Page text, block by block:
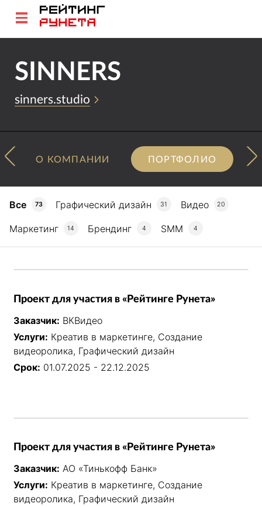
SINNERS
sinners.studio
О КОМПАНИИ ПОРТФОЛИО
Все 73 Графический дизайн 31 Видео 20
Маркетинг 14 Брендинг 4 SMM 4
Проект для участия в «Рейтинге Рунета»
Заказчик: ВКВидео
Услуги: Креатив в маркетинге, Создание
видеоролика, Графический дизайн
Срок: 01.07.2025 - 22.12.2025
Проект для участия в «Рейтинге Рунета»
Заказчик: АО «Тинькофф Банк»
Услуги: Креатив в маркетинге, Создание
видеоролика, Графический дизайн